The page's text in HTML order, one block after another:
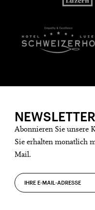
NEWSLETTER
Abonnieren Sie unsere
Sie erhalten monatlich
Mail.